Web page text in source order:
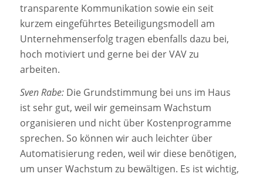
transparente Kommunikation sowie ein seit
kurzem eingeführtes Beteiligungsmodell am
Unternehmenserfolg tragen ebenfalls dazu bei,
hoch motiviert und gerne bei der VAV zu
arbeiten.
Sven Rabe:Die Grundstimmung bei uns im Haus
ist sehr gut, weil wir gemeinsam Wachstum
organisieren und nicht über Kostenprogramme
sprechen. So können wir auch leichter über
Automatisierung reden, weil wir diese benötigen,
um unser Wachstum zu bewältigen. Es ist wichtig,